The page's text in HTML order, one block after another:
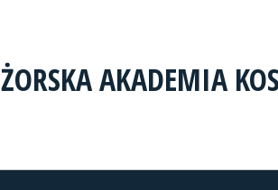
ŻORSKA AKADEMIA